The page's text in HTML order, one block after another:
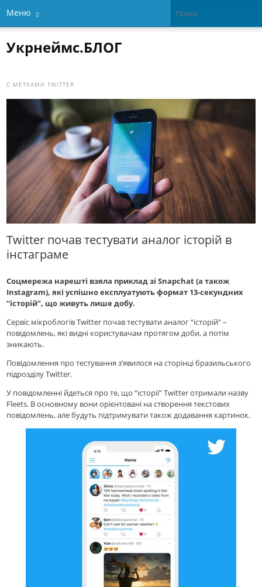
Меню
Укрнеймс.БЛОГ
С МЕТКАМИTWITTER
Twitter почав тестувати аналог історій в
інстаграме
Соцмережа нарешті взяла приклад зі Snapchat (а також
Instagram), які успішно експлуатують формат 13-секундних
“історій”, що живуть лише добу.
Сервіс мікроблогів Twitter почав тестувати аналог “історій” –
повідомлень, які видні користувачам протягом доби, а потім
зникають.
Повідомлення про тестування з’явилося на сторінці бразильського
підрозділу Twitter.
У повідомленні йдеться про те, що “історії” Twitter отримали назву
Fleets. В основному вони орієнтовані на створення текстових
повідомлень, але будуть підтримувати також додавання картинок.